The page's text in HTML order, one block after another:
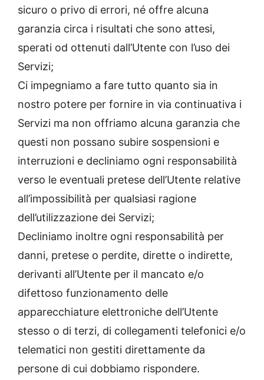
sicuro o privo di errori, né offre alcuna
garanzia circa i risultati che sono attesi,
sperati od ottenuti dall’Utente con l’uso dei
Servizi;
Ci impegniamo a fare tutto quanto sia in
nostro potere per fornire in via continuativa i
Servizi ma non offriamo alcuna garanzia che
questi non possano subire sospensioni e
interruzioni e decliniamo ogni responsabilità
verso le eventuali pretese dell’Utente relative
all’impossibilità per qualsiasi ragione
dell’utilizzazione dei Servizi;
Decliniamo inoltre ogni responsabilità per
danni, pretese o perdite, dirette o indirette,
derivanti all’Utente per il mancato e/o
difettoso funzionamento delle
apparecchiature elettroniche dell’Utente
stesso o di terzi, di collegamenti telefonici e/o
telematici non gestiti direttamente da
persone di cui dobbiamo rispondere.